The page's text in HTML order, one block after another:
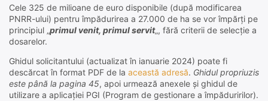
Cele 325 de milioane de euro disponibile (după modificarea
PNRR-ului) pentru împădurirea a 27.000 de ha se vor împărți pe
principiul „primul venit, primul servit„, fără criterii de selecție a
dosarelor.
Ghidul solicitantului (actualizat în ianuarie 2024) poate fi
descărcat în format PDF de la această adresă. Ghidul propriuzis
este până la pagina 45, apoi urmează anexele și ghidul de
utilizare a aplicației PGI (Program de gestionare a împăduririlor).